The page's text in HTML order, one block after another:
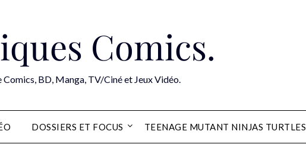
Comics.
Comics, BD, Manga, TV/Ciné et Jeux Vidéo.
DOSSIERS ET FOCUS TEENAGE MUTANT NINJAS TURTLES